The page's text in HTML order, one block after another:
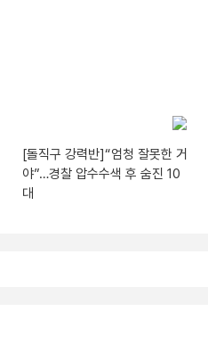
[돌직구 강력반]“엄청 잘못한 거
야”…경찰 압수수색 후 숨진 10
대